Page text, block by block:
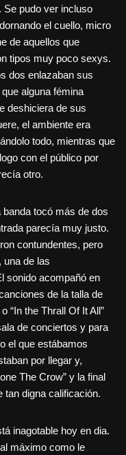
Se pudo ver incluso
el cuello, micro
de aquellos que
tipos muy poco sexys.
dos enlazaban sus
alguna fémina
deshiciera de sus
el ambiente era
todo, mientras que
con el público por
otro.
tocó más de dos
parecía muy justo.
contundentes, pero
una de las
sonido acompañó en
de la talla de
“In the Thrall Of It All”
de conciertos y para
el que estábamos
por llegar y,
The Crow” y la final
tan digna calificación.
inagotable hoy en dia.
máximo como le